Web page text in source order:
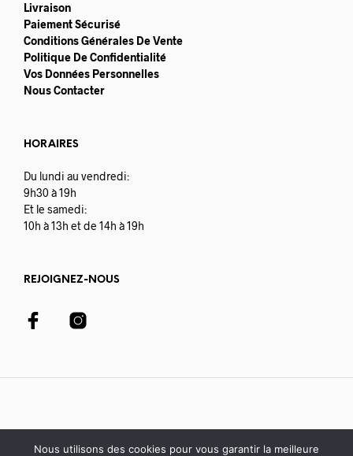
Livraison
Paiement Sécurisé
Conditions Générales De Vente
Politique De Confidentialité
Vos Données Personnelles
Nous Contacter
HORAIRES
Du lundi au vendredi:
9h30 à 19h
Et le samedi:
10h à 13h et de 14h à 19h
REJOIGNEZ-NOUS
Nous utilisons des cookies pour vous garantir la meilleure